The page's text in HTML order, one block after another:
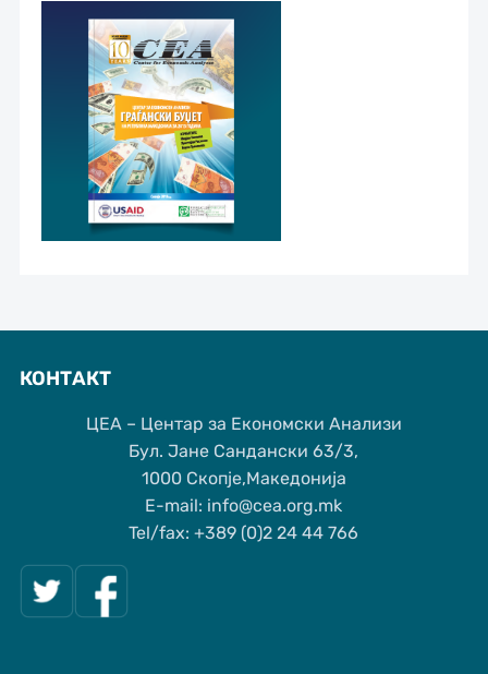
КОНТАКТ
ЦЕА – Центар за Економски Анализи
Бул. Јане Сандански 63/3,
1000 Скопје,Македонија
Е-mail: info@cea.org.mk
Tel/fax: +389 (0)2 24 44 766